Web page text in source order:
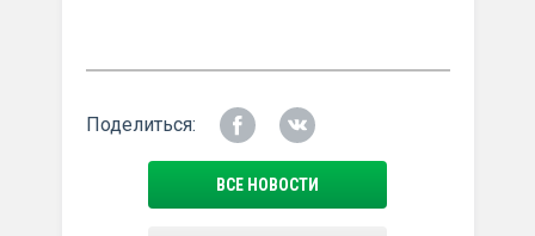
Поделиться:
ВСЕ НОВОСТИ